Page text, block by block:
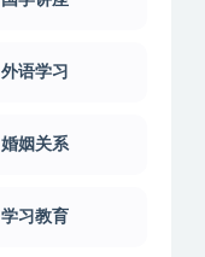
外语学习
婚姻关系
学习教育